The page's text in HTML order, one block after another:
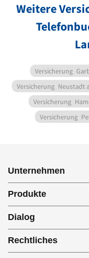
Weitere
Versicherung
Versicherung Neustadt
Versicherung
Versicherung
Unternehmen
Produkte
Dialog
Rechtliches